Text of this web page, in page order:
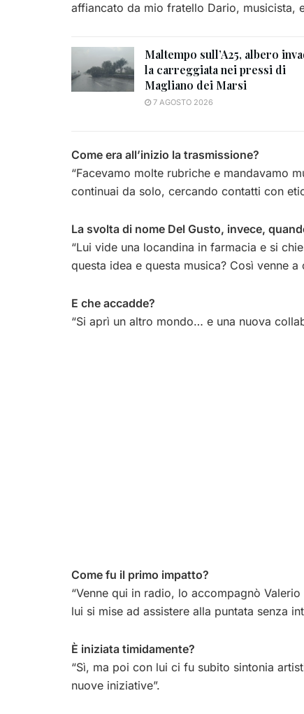
affiancato da mio fratello Dario, musicista,
Maltempo sull’A25, albero
la carreggiata nei pressi di
Magliano dei Marsi
7 AGOSTO 2026
Come era all’inizio la trasmissione?
“Facevamo molte rubriche e mandavamo
continuai da solo, cercando contatti con
La svolta di nome Del Gusto, invece,
“Lui vide una locandina in farmacia e si
questa idea e questa musica? Così venne a
E che accadde?
“Si aprì un altro mondo… e una nuova
Come fu il primo impatto?
“Venne qui in radio, lo accompagnò
lui si mise ad assistere alla puntata senza
È iniziata timidamente?
“Sì, ma poi con lui ci fu subito sintonia
nuove iniziative”.